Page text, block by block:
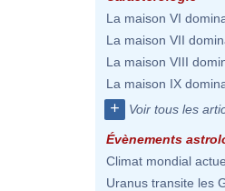
La maison VI
La maison VII
La maison VIII
La maison IX
+ Voir tous les
Évènements
Climat mondial
Uranus transite les